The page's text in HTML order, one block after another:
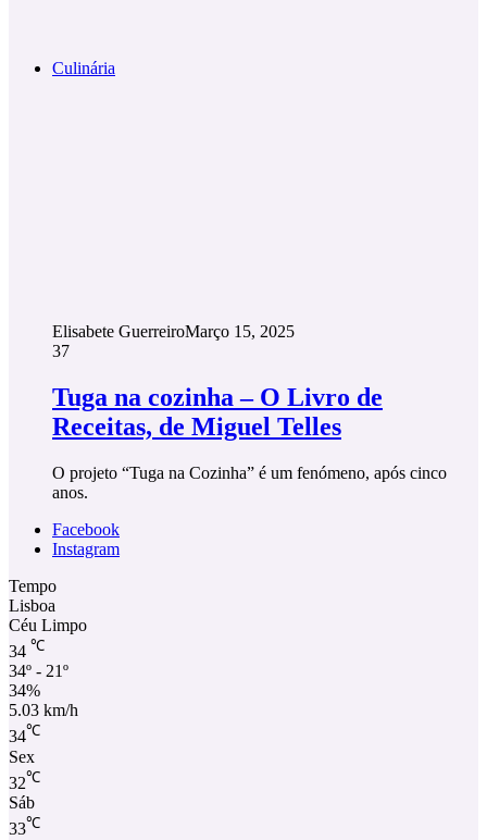
Culinária
Elisabete GuerreiroMarço 15, 2025
37
Tuga na cozinha – O Livro de
Receitas, de Miguel Telles
O projeto “Tuga na Cozinha” é um fenómeno, após cinco
anos.
Facebook
Instagram
Tempo
Lisboa
Céu Limpo
34 ℃
34º - 21º
34%
5.03 km/h
34℃
Sex
32℃
Sáb
33℃